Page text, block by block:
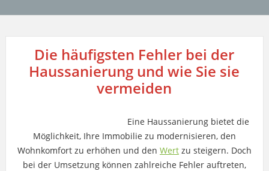
Die häufigsten Fehler bei der
Haussanierung und wie Sie sie
vermeiden
Eine Haussanierung bietet die
Möglichkeit, Ihre Immobilie zu modernisieren, den
Wohnkomfort zu erhöhen und den Wertzu steigern. Doch
bei der Umsetzung können zahlreiche Fehler auftreten,